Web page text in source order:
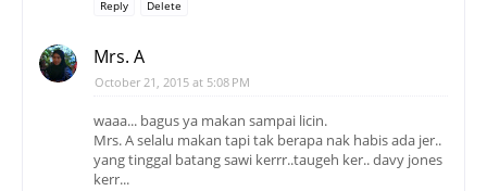
Reply Delete
Mrs. A
October 21, 2015 at 5:08 PM
waaa... bagus ya makan sampai licin.
Mrs. A selalu makan tapi tak berapa nak habis ada jer..
yang tinggal batang sawi kerrr..taugeh ker.. davy jones
kerr...